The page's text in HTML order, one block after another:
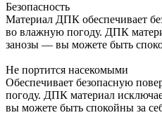
Безопасность
Материал ДПК обеспечивает
во влажную погоду. ДПК
занозы — вы можете быть
Не портится насекомыми
Обеспечивает безопасную
погоду. ДПК материал
вы можете быть спокойны за